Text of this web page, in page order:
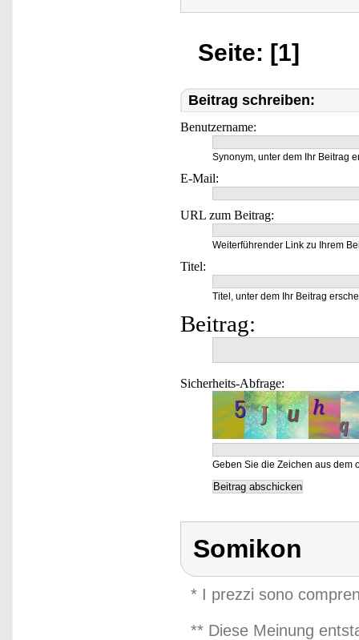
Seite: [1]
Beitrag schreiben:
Benutzername:
Synonym, unter dem Ihr Beitrag
E-Mail:
URL zum Beitrag:
Weiterführender Link zu Ihrem
Titel:
Titel, unter dem Ihr Beitrag
Beitrag:
Sicherheits-Abfrage:
Geben Sie die Zeichen aus dem
Somikon
* I prezzi sono
** Diese Meinung